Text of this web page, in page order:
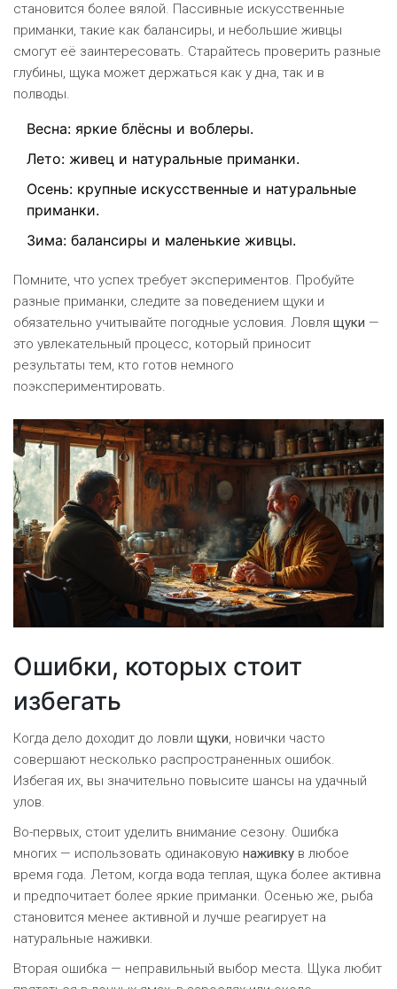
становится более вялой. Пассивные искусственные
приманки, такие как балансиры, и небольшие живцы
смогут её заинтересовать. Старайтесь проверить разные
глубины, щука может держаться как у дна, так и в
полводы.
Весна: яркие блёсны и воблеры.
Лето: живец и натуральные приманки.
Осень: крупные искусственные и натуральные
приманки.
Зима: балансиры и маленькие живцы.
Помните, что успех требует экспериментов. Пробуйте
разные приманки, следите за поведением щуки и
обязательно учитывайте погодные условия. Ловля щуки —
это увлекательный процесс, который приносит
результаты тем, кто готов немного
поэкспериментировать.
Ошибки, которых стоит
избегать
Когда дело доходит до ловли щуки, новички часто
совершают несколько распространенных ошибок.
Избегая их, вы значительно повысите шансы на удачный
улов.
Во-первых, стоит уделить внимание сезону. Ошибка
многих — использовать одинаковую наживку в любое
время года. Летом, когда вода теплая, щука более активна
и предпочитает более яркие приманки. Осенью же, рыба
становится менее активной и лучше реагирует на
натуральные наживки.
Вторая ошибка — неправильный выбор места. Щука любит